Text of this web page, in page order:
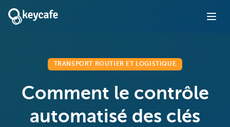
TRANSPORT ROUTIER ET LOGISTIQUE
Comment le contrôle
automatisé des clés